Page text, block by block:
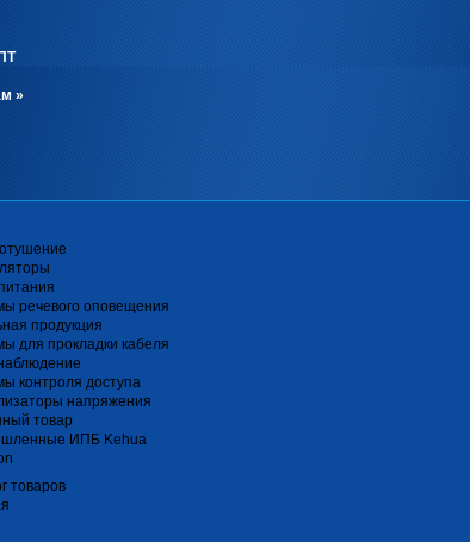
»
речевого оповещения
продукция
для прокладки кабеля
контроля доступа
напряжения
товар
ИПБ Kehua
товаров